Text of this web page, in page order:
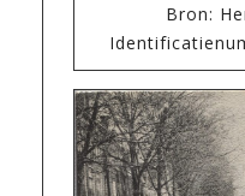
Bron: